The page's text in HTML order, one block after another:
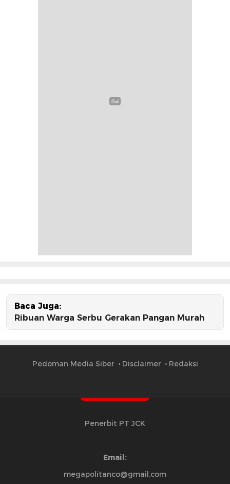
Baca Juga:
Ribuan Warga Serbu Gerakan Pangan Murah
Pedoman Media Siber Disclaimer Redaksi
Penerbit PT JCK
Email:
megapolitanco@gmail.com